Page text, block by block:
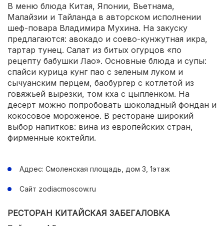
В меню блюда Китая, Японии, Вьетнама,
Малайзии и Тайланда в авторском исполнении
шеф-повара Владимира Мухина. На закуску
предлагаются: авокадо и соево-кунжутная икра,
тартар тунец. Салат из битых огурцов «по
рецепту бабушки Лао». Основные блюда и супы:
спайси курица кунг пао с зеленым луком и
сычуанским перцем, баобургер с котлетой из
говяжьей вырезки, том кха с цыпленком. На
десерт можно попробовать шоколадный фондан и
кокосовое мороженое. В ресторане широкий
выбор напитков: вина из европейских стран,
фирменные коктейли.
Адрес: Смоленская площадь, дом 3, 1этаж
Сайт zodiacmoscow.ru
РЕСТОРАН КИТАЙСКАЯ ЗАБЕГАЛОВКА